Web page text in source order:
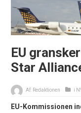
EU
Star
Af: Redaktionen i
EU-Kommissionen